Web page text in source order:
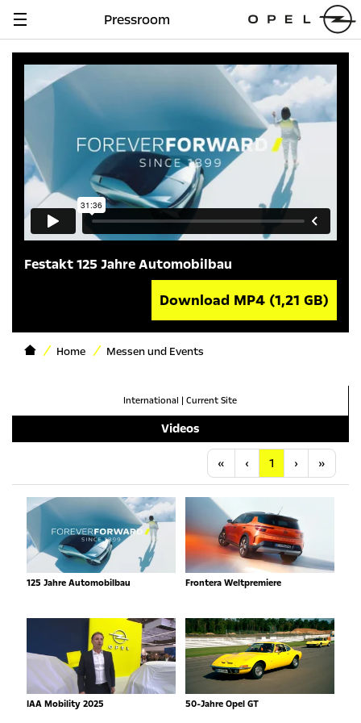
Navigation
Pressroom
Festakt 125 Jahre Automobilbau
Download MP4 (1,21 GB)
Home Messen und Events
International | Current Site
Videos
« Anfang
‹ Vorherige
1 ›Nächste
»
125 Jahre Automobilbau Frontera Weltpremiere
IAA Mobility 2025 50-Jahre Opel GT